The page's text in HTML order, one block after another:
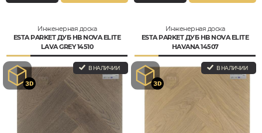
Инженерная доска
ESTA PARKET ДУБ HB NOVA ELITE
LAVA GREY 14510
В НАЛИЧИИ
Инженерная доска
ESTA PARKET ДУБ HB NOVA ELITE
HAVANA 14507
В НАЛИЧИИ